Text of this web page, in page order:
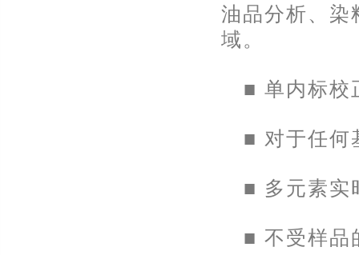
油品分析、染
域。
■ 单内标校
■ 对于任何
■ 多元素实
■ 不受样品